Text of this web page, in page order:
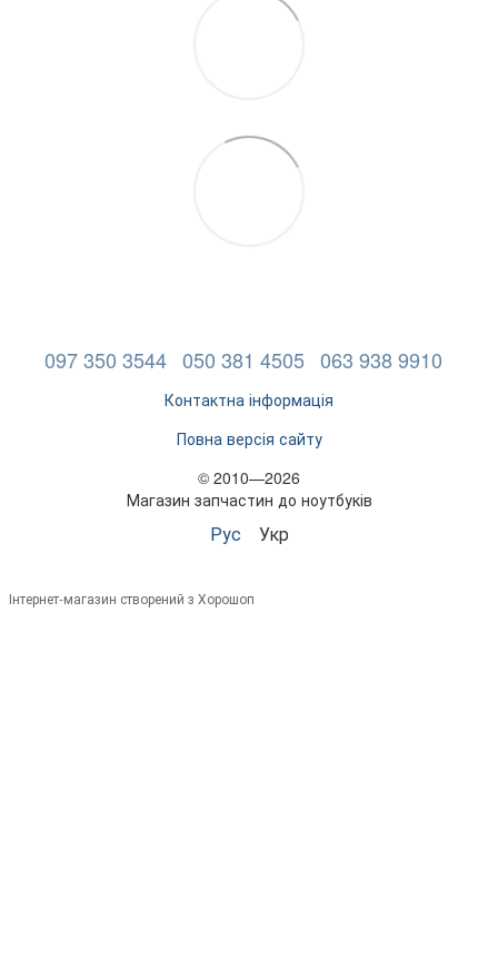
097 350 3544 050 381 4505 063 938 9910
Контактна інформація
Повна версія сайту
© 2010—2026
Магазин запчастин до ноутбуків
Рус Укр
Інтернет-магазин створений з Хорошоп